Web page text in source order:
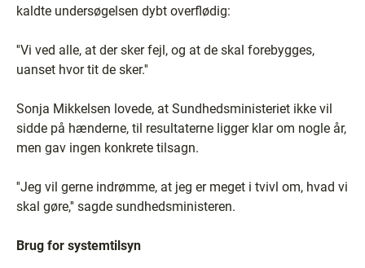
kaldte undersøgelsen dybt overflødig:
''Vi ved alle, at der sker fejl, og at de skal forebygges,
uanset hvor tit de sker.''
Sonja Mikkelsen lovede, at Sundhedsministeriet ikke vil
sidde på hænderne, til resultaterne ligger klar om nogle år,
men gav ingen konkrete tilsagn.
''Jeg vil gerne indrømme, at jeg er meget i tvivl om, hvad vi
skal gøre,'' sagde sundhedsministeren.
Brug for systemtilsyn